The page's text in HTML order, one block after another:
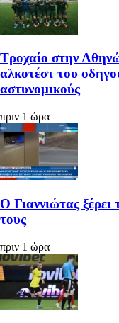
Τροχαίο στην
αλκοτέστ του
αστυνομικούς
πριν 1 ώρα
Ο Γιαννιώτας
τους
πριν 1 ώρα